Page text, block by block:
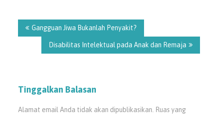
posGangguan Jiwa Bukanlah Penyakit?
Disabilitas Intelektual pada Anak dan Remaja
Tinggalkan Balasan
Alamat email Anda tidak akan dipublikasikan.
Ruas yang